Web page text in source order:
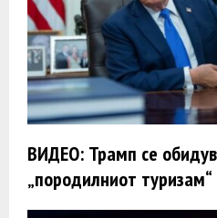
ВИДЕО: Трамп се
„породилниот туризам“